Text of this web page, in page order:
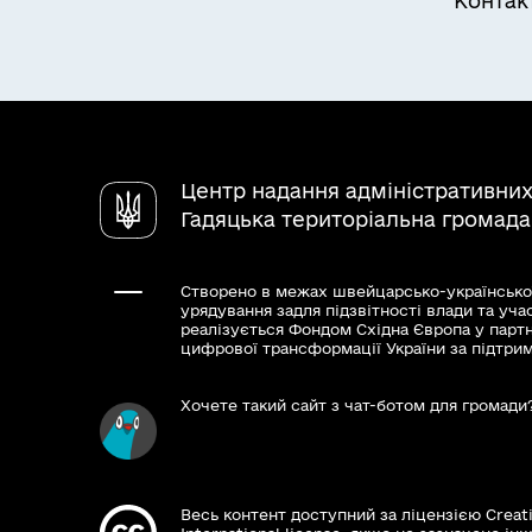
особа з інвалідністю має право на
нею необхідних документів.До
виконання відповідних функцій у
подаватись особою до органу
Результати та способи
Призначення компенсації
Центр надання
Гадяцька територіальна громада
Створено в межах швейцарсько-
урядування задля підзвітності влади та
реалізується Фондом Східна Європа у
цифрової трансформації України за
Хочете такий сайт з чат-ботом для
Весь контент доступний за ліцензією